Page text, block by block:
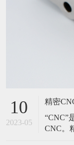
10
2023-05
精密
​“CNC”
CNC。